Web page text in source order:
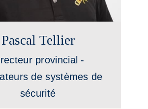
Pascal Tellier
provincial -
de systèmes de
sécurité